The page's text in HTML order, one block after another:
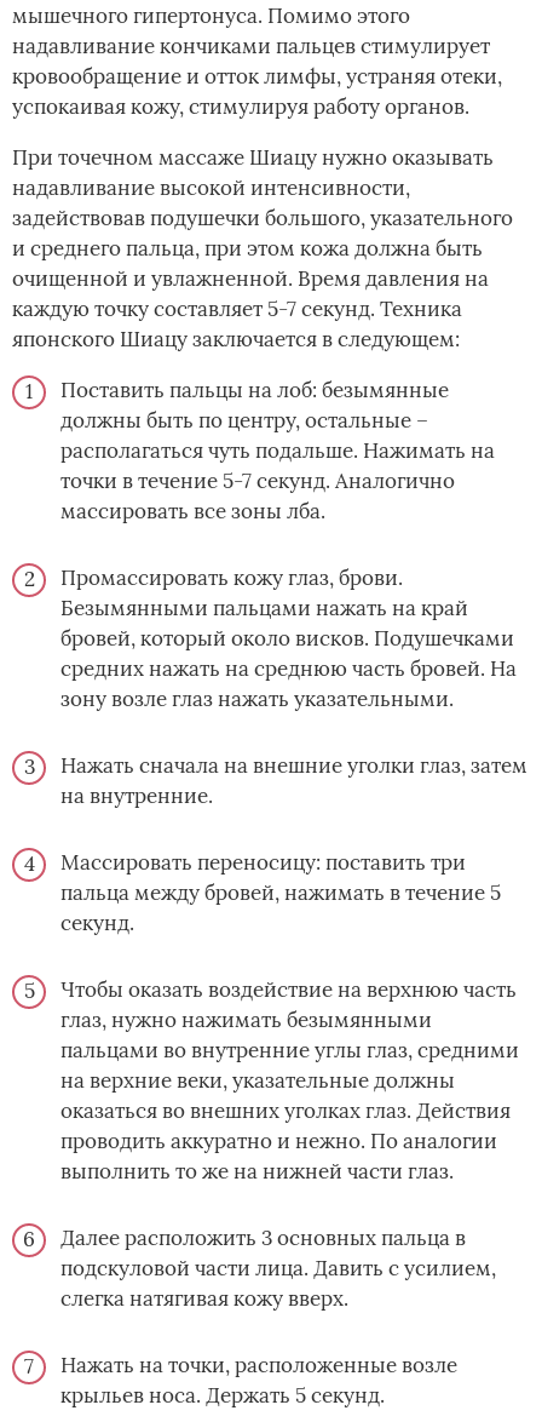
мышечного гипертонуса. Помимо этого
надавливание кончиками пальцев стимулирует
кровообращение и отток лимфы, устраняя отеки,
успокаивая кожу, стимулируя работу органов.
При точечном массаже Шиацу нужно оказывать
надавливание высокой интенсивности,
задействовав подушечки большого, указательного
и среднего пальца, при этом кожа должна быть
очищенной и увлажненной. Время давления на
каждую точку составляет 5-7 секунд. Техника
японского Шиацу заключается в следующем:
Поставить пальцы на лоб: безымянные
должны быть по центру, остальные –
располагаться чуть подальше. Нажимать на
точки в течение 5-7 секунд. Аналогично
массировать все зоны лба.
Промассировать кожу глаз, брови.
Безымянными пальцами нажать на край
бровей, который около висков. Подушечками
средних нажать на среднюю часть бровей. На
зону возле глаз нажать указательными.
Нажать сначала на внешние уголки глаз, затем
на внутренние.
Массировать переносицу: поставить три
пальца между бровей, нажимать в течение 5
секунд.
Чтобы оказать воздействие на верхнюю часть
глаз, нужно нажимать безымянными
пальцами во внутренние углы глаз, средними
на верхние веки, указательные должны
оказаться во внешних уголках глаз. Действия
проводить аккуратно и нежно. По аналогии
выполнить то же на нижней части глаз.
Далее расположить 3 основных пальца в
подскуловой части лица. Давить с усилием,
слегка натягивая кожу вверх.
Нажать на точки, расположенные возле
крыльев носа. Держать 5 секунд.